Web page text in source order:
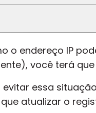
o endereço IP
você terá
evitar essa
atualizar o